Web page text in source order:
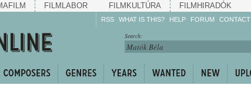
FILMLABOR FILMKULTÚRA FILMHIRADÓK
RSS WHAT IS THIS? HELP
Enrich!
Share!
FORUM CONTACT
Search: